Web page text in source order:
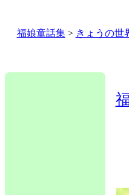
福娘童話集> きょうの世